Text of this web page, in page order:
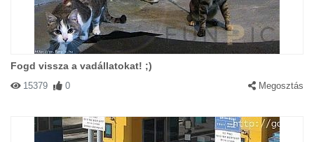
Fogd vissza a vadállatokat! ;)
15379 0 Megosztás